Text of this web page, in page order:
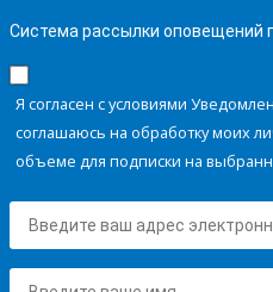
Система рассылки оповещений
Я согласен с условиями
соглашаюсь на обработку моих
объеме для подписки на